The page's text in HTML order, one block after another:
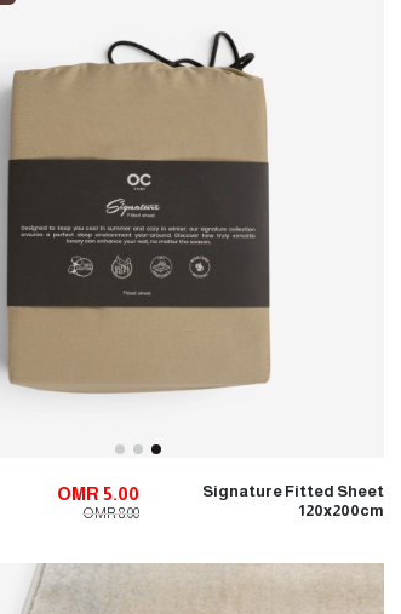
Signature Fitted Sheet
120x200cm
OMR 5.00
OMR 8.00